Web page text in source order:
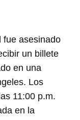
fue asesinado
un billete
en una
Los
11:00 p.m.
en la